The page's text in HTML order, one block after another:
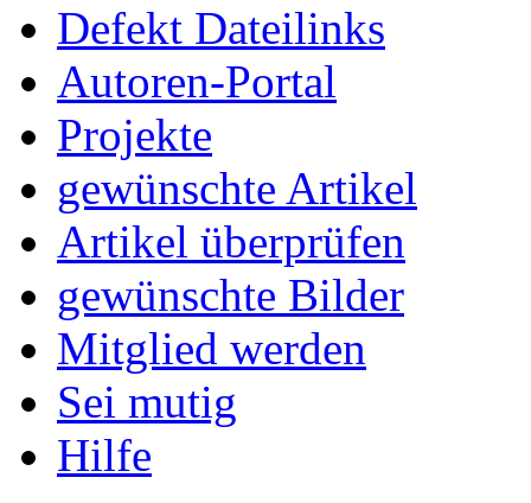
Defekt Dateilinks
Autoren-Portal
Projekte
gewünschte Artikel
Artikel überprüfen
gewünschte Bilder
Mitglied werden
Sei mutig
Hilfe